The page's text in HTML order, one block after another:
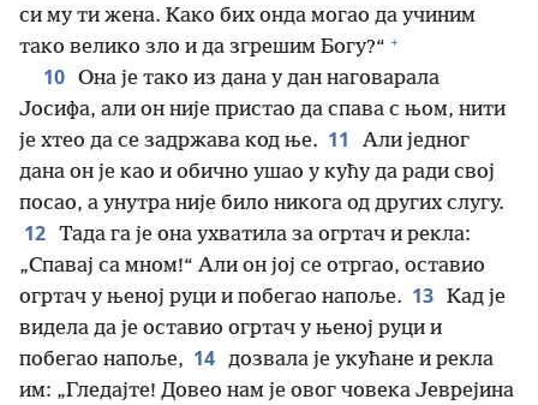
си му ти жена. Како бих онда могао да учиним
тако велико зло и да згрешим Богу?“ +
10 Она је тако из дана у дан наговарала
Јосифа, али он није пристао да спава с њом, нити
је хтео да се задржава код ње. 11
Али једног
дана он је као и обично ушао у кућу да ради свој
посао, а унутра није било никога од других слугу.
12 Тада га је она ухватила за огртач и рекла:
„Спавај са мном!“ Али он јој се отргао, оставио
огртач у њеној руци и побегао напоље. 13 Кад је
видела да је оставио огртач у њеној руци и
побегао напоље, 14 дозвала је укућане и рекла
им: „Гледајте! Довео нам је овог човека Јеврејина